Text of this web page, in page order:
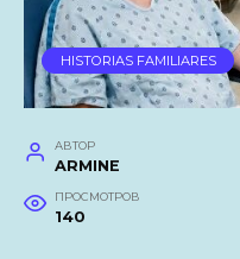
HISTORIAS FAMILIARES
АВТОР
ARMINE
ПРОСМОТРОВ
140